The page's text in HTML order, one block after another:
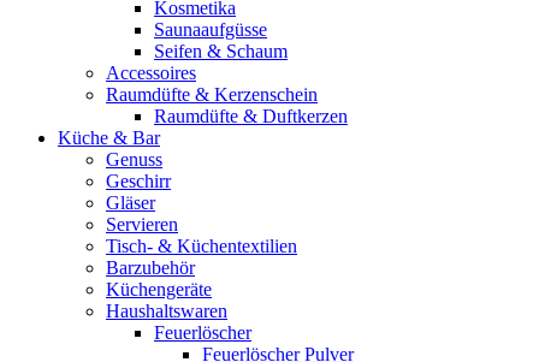
Kosmetika
Saunaaufgüsse
Seifen & Schaum
Accessoires
Raumdüfte & Kerzenschein
Raumdüfte & Duftkerzen
Küche & Bar
Genuss
Geschirr
Gläser
Servieren
Tisch- & Küchentextilien
Barzubehör
Küchengeräte
Haushaltswaren
Feuerlöscher
Feuerlöscher Pulver